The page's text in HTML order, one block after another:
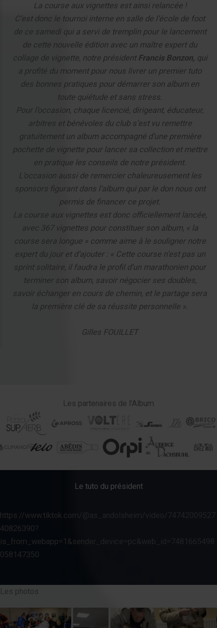
La course aux vignettes est ainsi relancée !
C’est donc le tournoi interne en salle de l’école de foot
de ce samedi qui a servi de tremplin pour le lancement
de cette nouvelle édition avec un maître expert du
collage de vignette, notre président Francis Bonzon, qui
a profité du moment pour nous livrer un premier tuto
des bonnes pratiques pour démarrer son album en
toute quiétude et sans stress.
Pour l’occasion, chaque licencié, dirigeant, éducateur,
arbitres et bénévoles du club s’est vu remettre
gratuitement un album accompagné d’une première
pochette de vignette pour lancer sa collection et mettre
en pratique les conseils de notre président.
L’occasion aussi de remercier chaleureusement les
sponsors figurant dans l’album qui par le don nous ont
permis de financer ce projet.
La course aux vignettes est donc officiellement lancée,
avec 367 vignettes pour constituer son album, « la
course sera longue » comme aime à le souligner notre
expert du jour et d’ajouter : « Cette course n’est pas un
sprint solitaire, il faudra le profil d’un marathonien pour
terminer son album, savoir négocier ses doubles,
savoir échanger en cours de chemin, et le partage sera
la première clé de sa réussite personnelle ».
Gilles FOUILLET
Les partenaires de l’Album
Le tuto du président
https://www.tiktok.com/@as_andolsheim/video/74742009527
40826390?
is_from_webapp=1&sender_device=pc&web_id=7481665498
058147350
Les photos